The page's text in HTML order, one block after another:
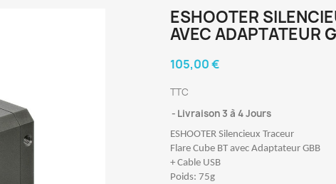
ESHOOTER
AVEC ADAPTATEUR
105,00 €
TTC
Livraison 3 à 4 Jours
ESHOOTER Silencieux Traceur
Flare Cube BT avec Adaptateur GBB
+ Cable USB
Poids: 75g